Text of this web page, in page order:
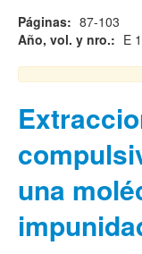
Páginas: 87-103
Año, vol. y nro.: E
una